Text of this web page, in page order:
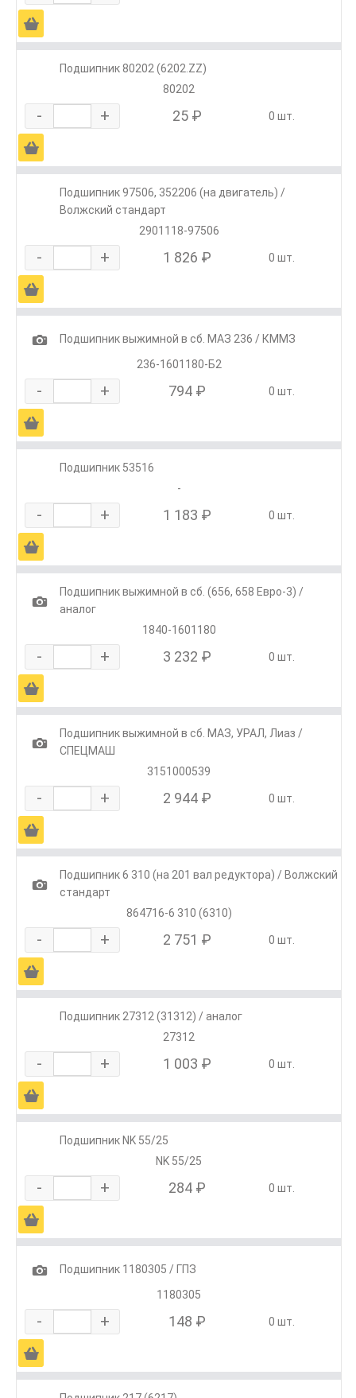
Ä
Подшипник 80202 (6202.ZZ)
80202
- + 25 ₽ 0 шт.
Ä
Подшипник 97506, 352206 (на двигатель) /
Волжский стандарт
2901118-97506
- + 1 826 ₽ 0 шт.
Ä
1
Подшипник выжимной в сб. МАЗ 236 / КММЗ
236-1601180-Б2
- + 794 ₽ 0 шт.
Ä
Подшипник 53516
-
- + 1 183 ₽ 0 шт.
Ä
1
Подшипник выжимной в сб. (656, 658 Евро-3) /
аналог
1840-1601180
- + 3 232 ₽ 0 шт.
Ä
1
Подшипник выжимной в сб. МАЗ, УРАЛ, Лиаз /
СПЕЦМАШ
3151000539
- + 2 944 ₽ 0 шт.
Ä
1
Подшипник 6 310 (на 201 вал редуктора) / Волжский
стандарт
864716-6 310 (6310)
- + 2 751 ₽ 0 шт.
Ä
Подшипник 27312 (31312) / аналог
27312
- + 1 003 ₽ 0 шт.
Ä
Подшипник NK 55/25
NK 55/25
- + 284 ₽ 0 шт.
Ä
1
Подшипник 1180305 / ГПЗ
1180305
- + 148 ₽ 0 шт.
Ä